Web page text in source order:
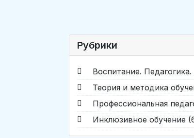
Рубрики
Воспитание.
Теория и методика
Профессиональная
Инклюзивное обучение